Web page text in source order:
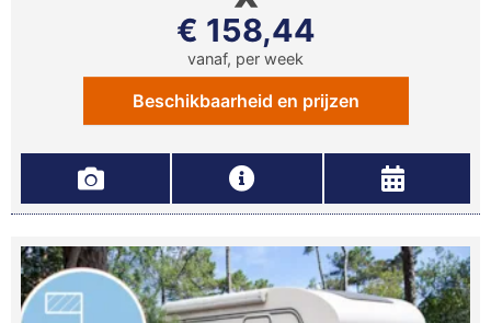
€ 158,44
vanaf, per week
Beschikbaarheid en prijzen